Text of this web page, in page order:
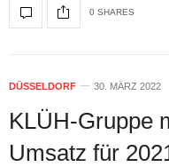
0 SHARES
DÜSSELDORF 30. MÄRZ 2022
KLÜH-Gruppe
Umsatz für